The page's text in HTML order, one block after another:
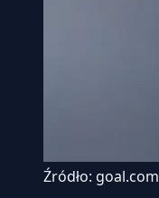
Źródło: goal.com